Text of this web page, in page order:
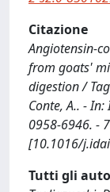
Citazione
Angiotensin-
from goats'
digestion /
Conte, A.. - In:
0958-6946. -
[10.1016/
Tutti gli